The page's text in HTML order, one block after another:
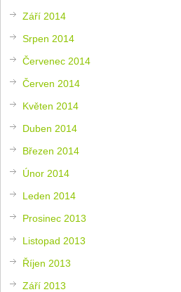
Září 2014
Srpen 2014
Červenec 2014
Červen 2014
Květen 2014
Duben 2014
Březen 2014
Únor 2014
Leden 2014
Prosinec 2013
Listopad 2013
Říjen 2013
Září 2013